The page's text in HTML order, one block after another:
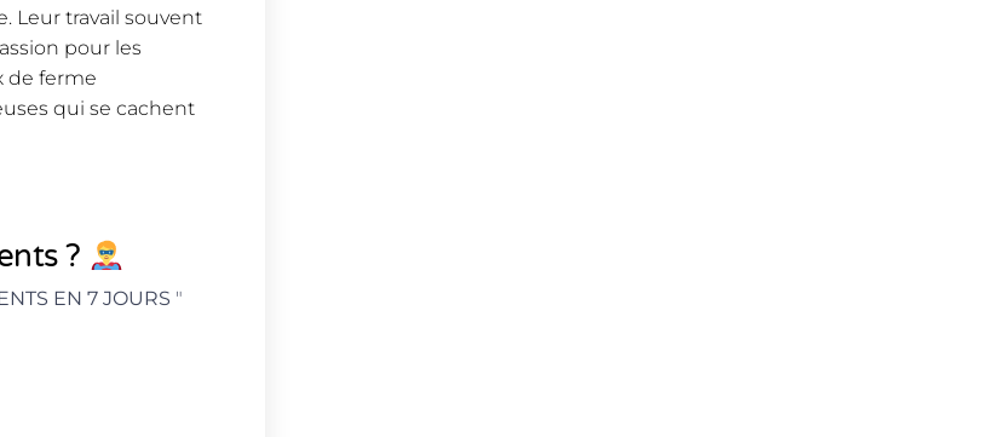
Leur travail souvent
pour les
de ferme
qui se cachent
?
EN 7 JOURS "